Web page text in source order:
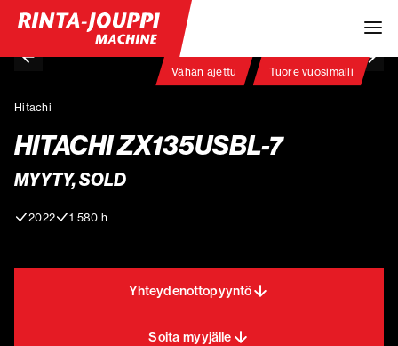
Vähän ajettu Tuore vuosimalli
Hitachi
HITACHI ZX135USBL-7
MYYTY, SOLD
2022 1 580 h
Yhteydenottopyyntö
Soita myyjälle